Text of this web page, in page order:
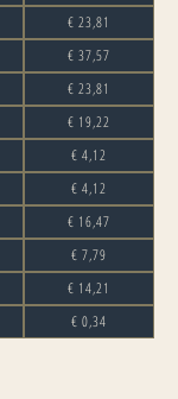
€ 23,81
€ 37,57
€ 23,81
€ 19,22
€ 4,12
€ 4,12
€ 16,47
€ 7,79
€ 14,21
€ 0,34